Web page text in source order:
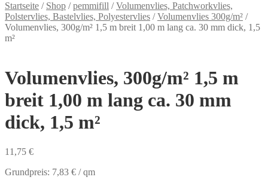
Startseite / Shop /pemmifill /Volumenvlies, Patchworkvlies,
Polstervlies, Bastelvlies, Polyestervlies /Volumenvlies 300g/m² /
Volumenvlies, 300g/m² 1,5 m breit 1,00 m lang ca. 30 mm dick, 1,5
m²
Volumenvlies, 300g/m² 1,5 m
breit 1,00 m lang ca. 30 mm
dick, 1,5 m²
11,75 €
Grundpreis: 7,83 € /qm